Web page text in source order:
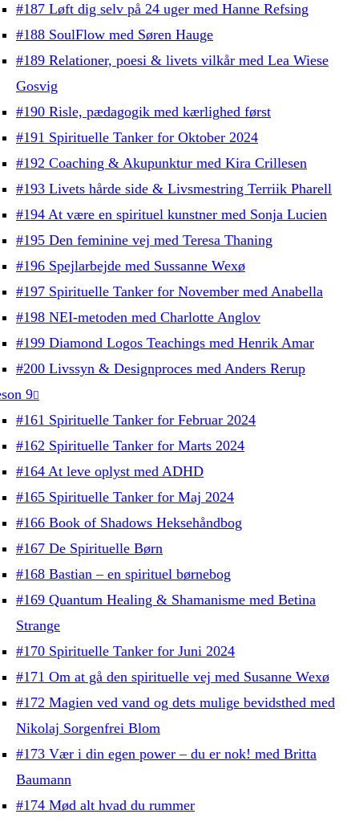
#187 Løft dig selv på 24 uger med Hanne Refsing
#188 SoulFlow med Søren Hauge
#189 Relationer, poesi & livets vilkår med Lea Wiese
Gosvig
#190 Risle, pædagogik med kærlighed først
#191 Spirituelle Tanker for Oktober 2024
#192 Coaching & Akupunktur med Kira Crillesen
#193 Livets hårde side & Livsmestring Terriik Pharell
#194 At være en spirituel kunstner med Sonja Lucien
#195 Den feminine vej med Teresa Thaning
#196 Spejlarbejde med Sussanne Wexø
#197 Spirituelle Tanker for November med Anabella
#198 NEI-metoden med Charlotte Anglov
#199 Diamond Logos Teachings med Henrik Amar
#200 Livssyn & Designproces med Anders Rerup
9
#161 Spirituelle Tanker for Februar 2024
#162 Spirituelle Tanker for Marts 2024
#164 At leve oplyst med ADHD
#165 Spirituelle Tanker for Maj 2024
#166 Book of Shadows Heksehåndbog
#167 De Spirituelle Børn
#168 Bastian – en spirituel børnebog
#169 Quantum Healing & Shamanisme med Betina
Strange
#170 Spirituelle Tanker for Juni 2024
#171 Om at gå den spirituelle vej med Susanne Wexø
#172 Magien ved vand og dets mulige bevidsthed med
Nikolaj Sorgenfrei Blom
#173 Vær i din egen power – du er nok! med Britta
Baumann
#174 Mød alt hvad du rummer